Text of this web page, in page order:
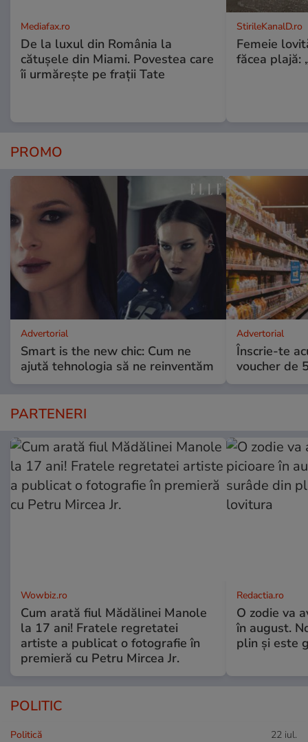
Mediafax.ro
De la luxul din România la
cătușele din Miami. Povestea care
îi urmărește pe frații Tate
StirileKanalD.ro
Femeie
făcea plajă:
PROMO
Advertorial
Smart is the new chic: Cum ne
ajută tehnologia să ne reinventăm
Advertorial
Înscrie-te
voucher de
PARTENERI
Wowbiz.ro
Cum arată fiul Mădălinei Manole
la 17 ani! Fratele regretatei
artiste a publicat o fotografie în
premieră cu Petru Mircea Jr.
Redactia.ro
O zodie va
în august.
plin și este
POLITIC
Politică 22 iul.